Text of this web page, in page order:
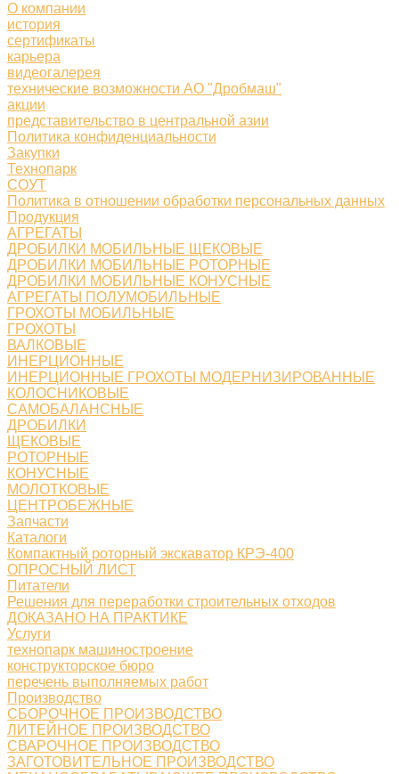
О компании
история
сертификаты
карьера
видеогалерея
технические возможности АО "Дробмаш"
акции
представительство в центральной азии
Политика конфиденциальности
Закупки
Технопарк
СОУТ
Политика в отношении обработки персональных данных
Продукция
АГРЕГАТЫ
ДРОБИЛКИ МОБИЛЬНЫЕ ЩЕКОВЫЕ
ДРОБИЛКИ МОБИЛЬНЫЕ РОТОРНЫЕ
ДРОБИЛКИ МОБИЛЬНЫЕ КОНУСНЫЕ
АГРЕГАТЫ ПОЛУМОБИЛЬНЫЕ
ГРОХОТЫ МОБИЛЬНЫЕ
ГРОХОТЫ
ВАЛКОВЫЕ
ИНЕРЦИОННЫЕ
ИНЕРЦИОННЫЕ ГРОХОТЫ МОДЕРНИЗИРОВАННЫЕ
КОЛОСНИКОВЫЕ
САМОБАЛАНСНЫЕ
ДРОБИЛКИ
ЩЕКОВЫЕ
РОТОРНЫЕ
КОНУСНЫЕ
МОЛОТКОВЫЕ
ЦЕНТРОБЕЖНЫЕ
Запчасти
Каталоги
Компактный роторный экскаватор КРЭ-400
ОПРОСНЫЙ ЛИСТ
Питатели
Решения для переработки строительных отходов
ДОКАЗАНО НА ПРАКТИКЕ
Услуги
технопарк машиностроение
конструкторское бюро
перечень выполняемых работ
Производство
СБОРОЧНОЕ ПРОИЗВОДСТВО
ЛИТЕЙНОЕ ПРОИЗВОДСТВО
СВАРОЧНОЕ ПРОИЗВОДСТВО
ЗАГОТОВИТЕЛЬНОЕ ПРОИЗВОДСТВО